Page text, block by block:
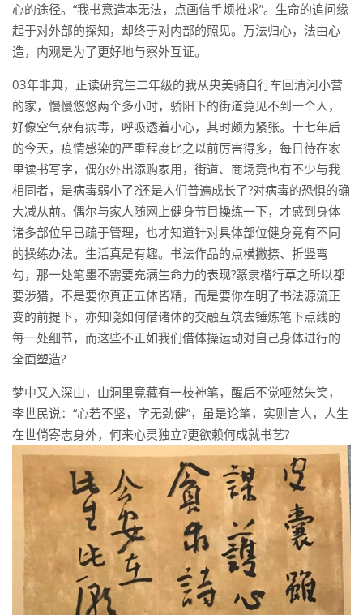
心的途径。“我书意造本无法，点画信手烦推求”。生命的追问缘
起于对外部的探知，却终于对内部的照见。万法归心，法由心
造，内观是为了更好地与察外互证。
03年非典，正读研究生二年级的我从央美骑自行车回清河小营
的家，慢慢悠悠两个多小时，骄阳下的街道竟见不到一个人，
好像空气杂有病毒，呼吸透着小心，其时颇为紧张。十七年后
的今天，疫情感染的严重程度比之以前厉害得多，每日待在家
里读书写字，偶尔外出添购家用，街道、商场竟也有不少与我
相同者，是病毒弱小了?还是人们普遍成长了?对病毒的恐惧的确
大减从前。偶尔与家人随网上健身节目操练一下，才感到身体
诸多部位早已疏于管理，也才知道针对具体部位健身竟有不同
的操练办法。生活真是有趣。书法作品的点横撇捺、折竖弯
勾，那一处笔墨不需要充满生命力的表现?篆隶楷行草之所以都
要涉猎，不是要你真正五体皆精，而是要你在明了书法源流正
变的前提下，亦知晓如何借诸体的交融互筑去锤炼笔下点线的
每一处细节，而这些不正如我们借体操运动对自己身体进行的
全面塑造?
梦中又入深山，山洞里竟藏有一枝神笔，醒后不觉哑然失笑，
李世民说：“心若不坚，字无劲健”，虽是论笔，实则言人，人生
在世倘寄志身外，何来心灵独立?更欲赖何成就书艺?